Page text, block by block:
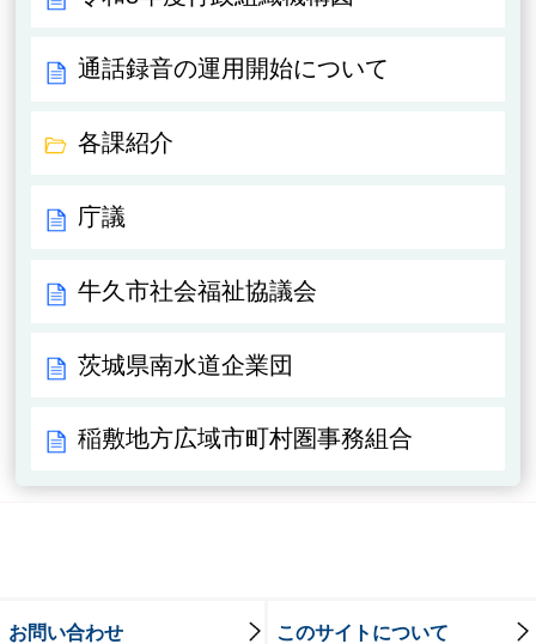
通話録音の運用開始について
各課紹介
庁議
牛久市社会福祉協議会
茨城県南水道企業団
稲敷地方広域市町村圏事務組合
お問い合わせ このサイトについて